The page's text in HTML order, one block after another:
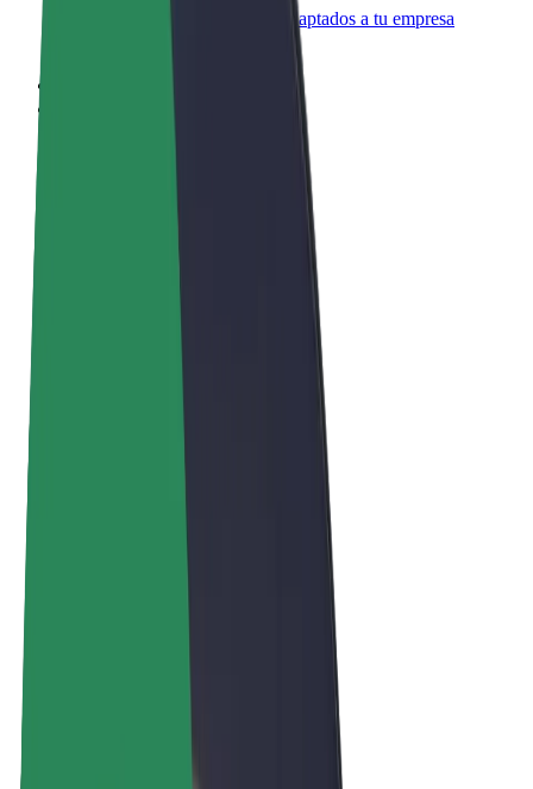
Productos y servicios de Bolt adaptados a tu empresa
Términos y Condiciones